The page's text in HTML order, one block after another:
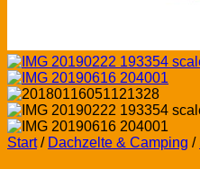
Start / Dachzelte & Camping /